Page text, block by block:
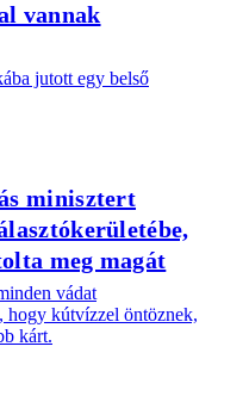
vannak
jutott egy belső
minisztert
meg magát
vádat
hogy kútvízzel öntöznek,
kárt.